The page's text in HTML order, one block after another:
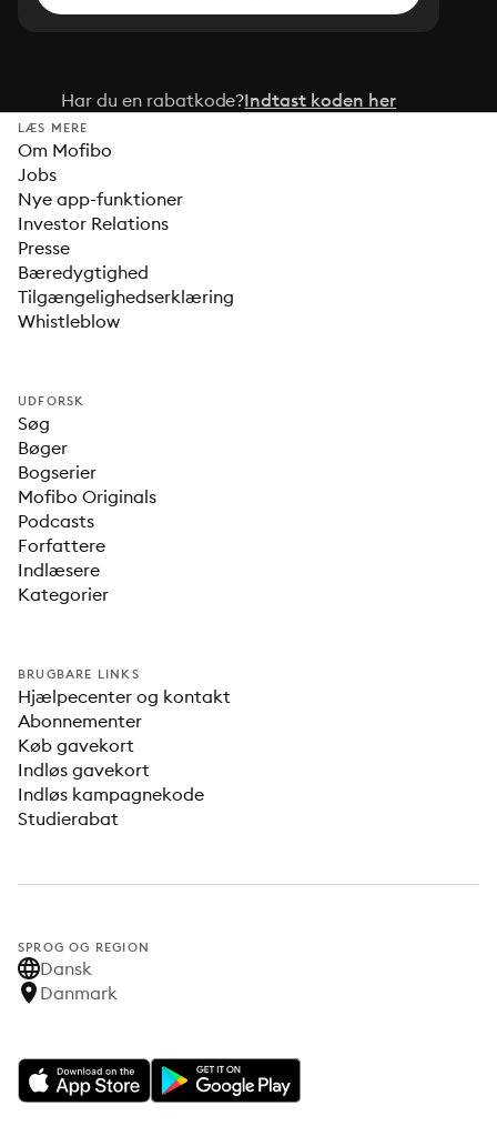
Har du en rabatkode?Indtast koden her
LÆS MERE
Om Mofibo
Jobs
Nye app-funktioner
Investor Relations
Presse
Bæredygtighed
Tilgængelighedserklæring
Whistleblow
UDFORSK
Søg
Bøger
Bogserier
Mofibo Originals
Podcasts
Forfattere
Indlæsere
Kategorier
BRUGBARE LINKS
Hjælpecenter og kontakt
Abonnementer
Køb gavekort
Indløs gavekort
Indløs kampagnekode
Studierabat
SPROG OG REGION
Dansk
Danmark